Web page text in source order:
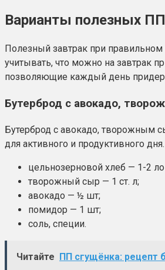
Варианты полезных
Полезный завтрак при
учитывать, что можно на завтрак
позволяющие каждый день
Бутерброд с авокадо,
Бутерброд с авокадо, творожным
для активного и продуктивного дня.
цельнозерновой хлеб — 1-2
творожный сыр — 1 ст. л;
авокадо — ½ шт;
помидор — 1 шт;
соль, специи.
Читайте ПП сгущёнка: рецепт